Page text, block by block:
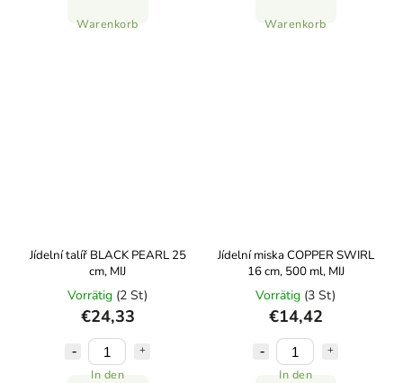
Warenkorb
Warenkorb
Jídelní talíř BLACK PEARL 25
cm, MIJ
Vorrätig (2 St)
€24,33
In den
Jídelní miska COPPER SWIRL
16 cm, 500 ml, MIJ
Vorrätig (3 St)
€14,42
In den